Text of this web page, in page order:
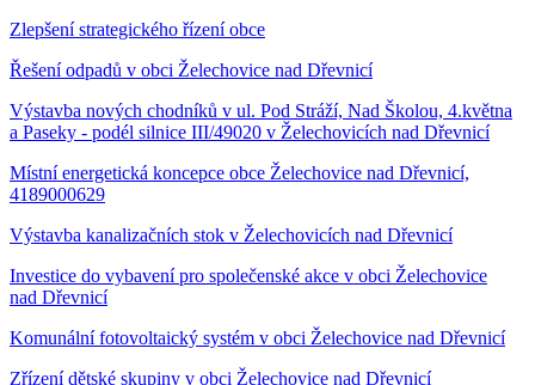
Zlepšení strategického řízení obce
Řešení odpadů v obci Želechovice nad Dřevnicí
Výstavba nových chodníků v ul. Pod Stráží, Nad Školou, 4.května
a Paseky - podél silnice III/49020 v Želechovicích nad Dřevnicí
Místní energetická koncepce obce Želechovice nad Dřevnicí,
4189000629
Výstavba kanalizačních stok v Želechovicích nad Dřevnicí
Investice do vybavení pro společenské akce v obci Želechovice
nad Dřevnicí
Komunální fotovoltaický systém v obci Želechovice nad Dřevnicí
Zřízení dětské skupiny v obci Želechovice nad Dřevnicí